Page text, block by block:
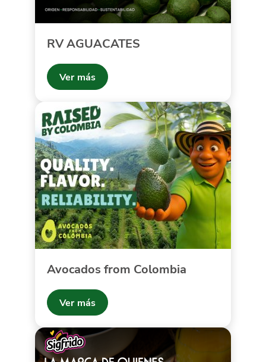
RV AGUACATES
Ver más
Avocados from Colombia
Ver más